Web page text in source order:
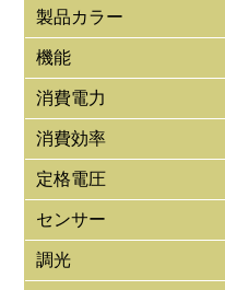
製品カラー
機能
消費電力
消費効率
定格電圧
センサー
調光